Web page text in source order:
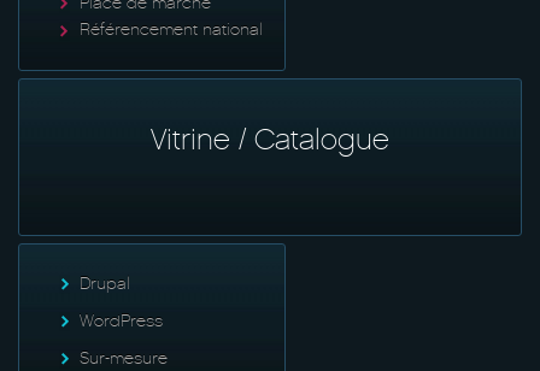
Référencement national
Vitrine / Catalogue
Drupal
WordPress
Sur-mesure